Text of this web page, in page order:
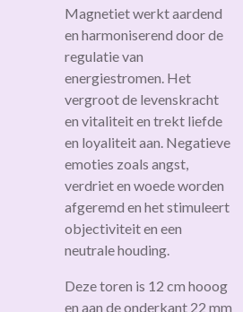
Magnetiet werkt aardend
en harmoniserend door de
regulatie van
energiestromen. Het
vergroot de levenskracht
en vitaliteit en trekt liefde
en loyaliteit aan. Negatieve
emoties zoals angst,
verdriet en woede worden
afgeremd en het stimuleert
objectiviteit en een
neutrale houding.
Deze toren is 12 cm hooog
en aan de onderkant 22 mm